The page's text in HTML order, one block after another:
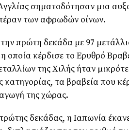
σηματοδότησαν μια
των αφρωδών οίνων.
πρώτη δεκάδα με 97
οποία κέρδισε το Ερυθρό
της Χιλής ήταν
κατηγορίας, τα βραβεία που
της χώρας.
δεκάδας, η Ιαπωνία